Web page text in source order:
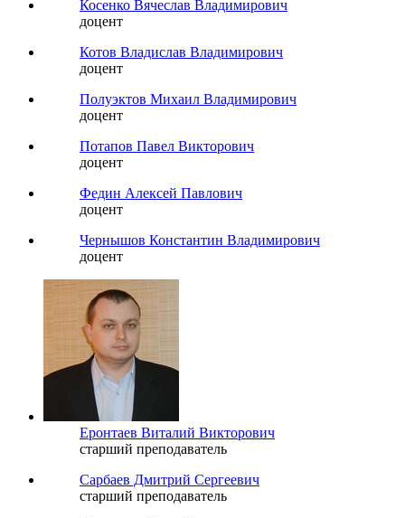
Косенко Вячеслав Владимирович
доцент
Котов Владислав Владимирович
доцент
Полуэктов Михаил Владимирович
доцент
Потапов Павел Викторович
доцент
Федин Алексей Павлович
доцент
Чернышов Константин Владимирович
доцент
Еронтаев Виталий Викторович
старший преподаватель
Сарбаев Дмитрий Сергеевич
старший преподаватель